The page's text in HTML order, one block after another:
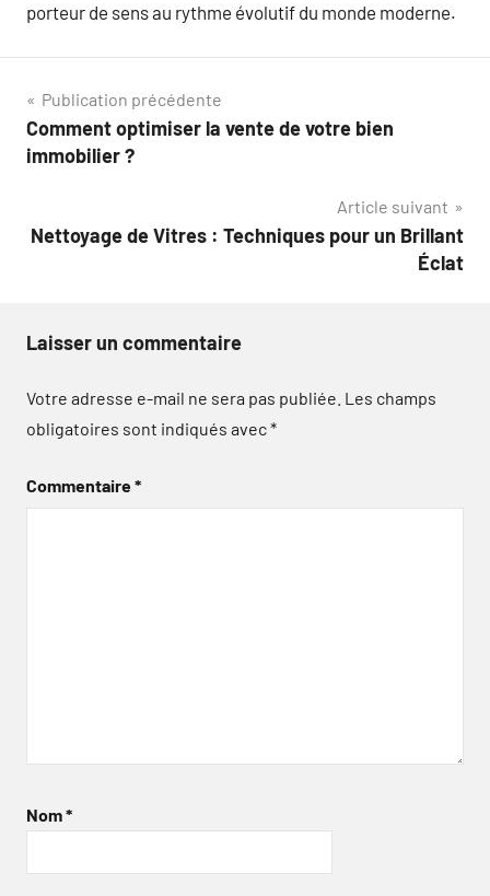
porteur de sens au rythme évolutif du monde moderne.
Navigation
de
Publication précédente
Comment optimiser la vente de votre bien
immobilier ?
Article suivant
Nettoyage de Vitres : Techniques pour un Brillant
Éclat
Laisser un commentaire
Votre adresse e-mail ne sera pas publiée. Les champs
obligatoires sont indiqués avec*
Commentaire*
Nom*